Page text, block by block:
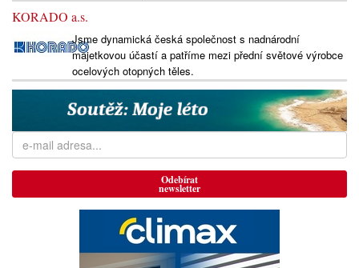
KORADO a.s.
Jsme dynamická česká společnost s nadnárodní
majetkovou účastí a patříme mezi přední světové výrobce
ocelových otopných těles.
Odebírat
newsletter